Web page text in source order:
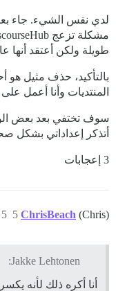
لدي نفس الشيء. جاء
طويلة ولكن أعتقد أنها
بالتأكيد، حذف مثيل هو
المنتديات وأنا أعمل
سوف تختفي بعد بعض
أتذكر إعداداتي بشكل
3 إعجابات
ChrisBeach (Chris) 5 أكتوبر 2023، 11:41ص 5
Jakke Lehtonen:
أنا أكره ذلك لأنه